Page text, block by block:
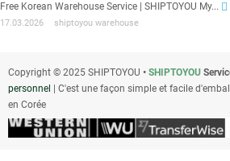
Free Korean Warehouse Service | SHIPTOYOU My...
17.03.2026 shiptoyou warehouse
Copyright © 2025 SHIPTOYOU • SHIPTOYOU
personnel | C'est une façon simple et facile
en Corée